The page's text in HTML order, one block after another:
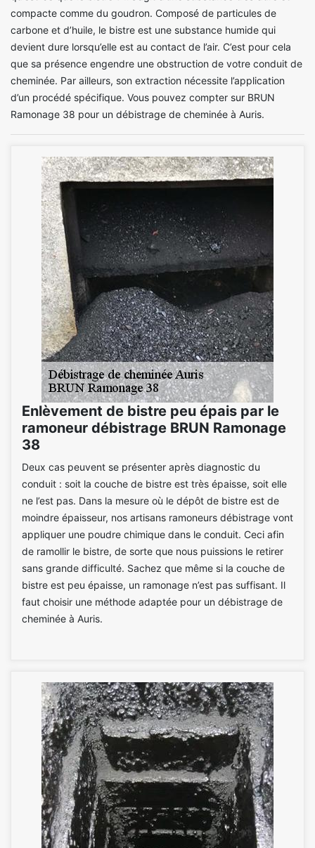
compacte comme du goudron. Composé de particules de
carbone et d’huile, le bistre est une substance humide qui
devient dure lorsqu’elle est au contact de l’air. C’est pour cela
que sa présence engendre une obstruction de votre conduit de
cheminée. Par ailleurs, son extraction nécessite l’application
d’un procédé spécifique. Vous pouvez compter sur BRUN
Ramonage 38 pour un débistrage de cheminée à Auris.
Enlèvement de bistre peu épais par le
ramoneur débistrage BRUN Ramonage
38
Deux cas peuvent se présenter après diagnostic du
conduit : soit la couche de bistre est très épaisse, soit elle
ne l’est pas. Dans la mesure où le dépôt de bistre est de
moindre épaisseur, nos artisans ramoneurs débistrage vont
appliquer une poudre chimique dans le conduit. Ceci afin
de ramollir le bistre, de sorte que nous puissions le retirer
sans grande difficulté. Sachez que même si la couche de
bistre est peu épaisse, un ramonage n’est pas suffisant. Il
faut choisir une méthode adaptée pour un débistrage de
cheminée à Auris.